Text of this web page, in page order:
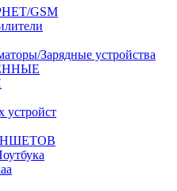
GSM
Зарядные устройства